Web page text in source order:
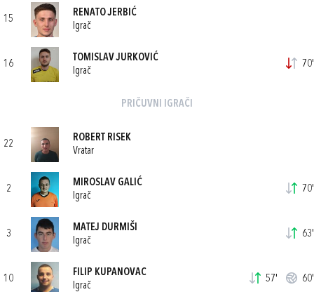
15
RENATO JERBIĆ
Igrač
16
TOMISLAV JURKOVIĆ
Igrač
70'
PRIČUVNI IGRAČI
22
ROBERT RISEK
Vratar
2
MIROSLAV GALIĆ
Igrač
70'
3
MATEJ DURMIŠI
Igrač
63'
10
FILIP KUPANOVAC
Igrač
57' 60'